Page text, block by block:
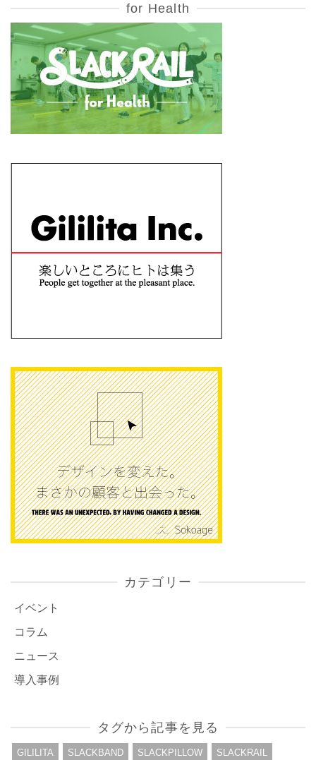
for Health
カテゴリー
イベント
コラム
ニュース
導入事例
タグから記事を見る
GILILITA SLACKBAND SLACKPILLOW SLACKRAIL